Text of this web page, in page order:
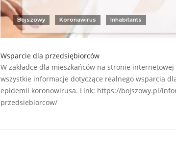
Bojszowy Koronawirus Inhabitants
Wsparcie dla przedsiębiorców
W zakładce dla mieszkańców na stronie
wszystkie informacje dotyczące realnego wsparcia
epidemii koronowirusa. Link: https://bojszowy.pl/
przedsiebiorcow/